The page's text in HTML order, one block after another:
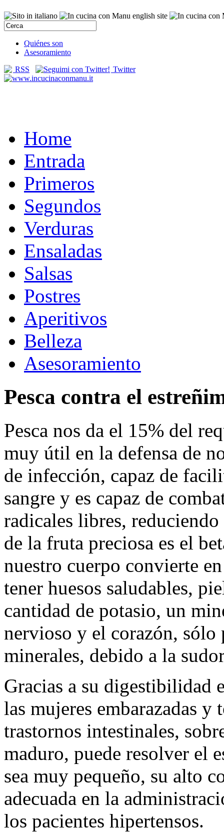
Quiénes son
Asesoramiento
RSS
Twitter
Home
Entrada
Primeros
Segundos
Verduras
Ensaladas
Salsas
Postres
Aperitivos
Belleza
Asesoramiento
Pesca contra el
Pesca nos da el 15% del
muy útil en la defensa de
de infección, capaz de
sangre y es capaz de
radicales libres,
de la fruta preciosa es el
nuestro cuerpo convierte
tener huesos saludables,
cantidad de potasio, un
nervioso y el corazón, sólo
minerales, debido a la
Gracias a su digestibilidad
las mujeres embarazadas y
trastornos intestinales,
maduro, puede resolver el
sea muy pequeño, su alto
adecuada en la
los pacientes hipertensos.